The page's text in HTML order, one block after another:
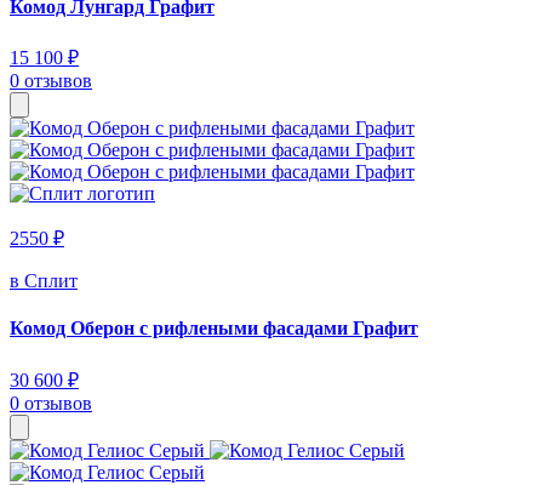
Комод Лунгард Графит
15 100 ₽
0 отзывов
2550 ₽
в Сплит
Комод Оберон с рифлеными фасадами Графит
30 600 ₽
0 отзывов